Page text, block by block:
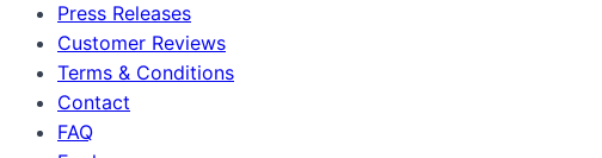
Press Releases
Customer Reviews
Terms & Conditions
Contact
FAQ